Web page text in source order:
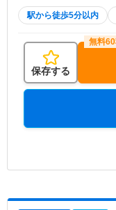
駅から徒歩5分以内
保存する